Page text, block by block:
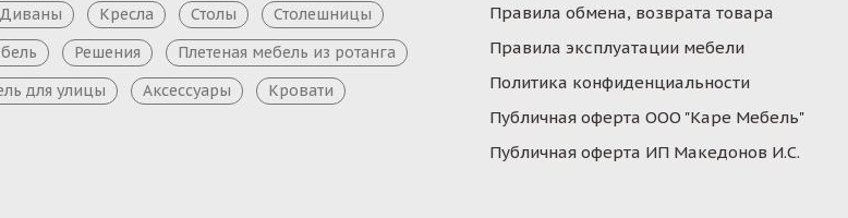
Диваны Кресла Столы
Столешницы
Решения
Плетеная мебель из ротанга
для улицы Аксессуары Кровати
Правила обмена, возврата товара
Правила эксплуатации мебели
Политика конфиденциальности
Публичная оферта ООО "Каре Мебель"
Публичная оферта ИП Македонов И.С.